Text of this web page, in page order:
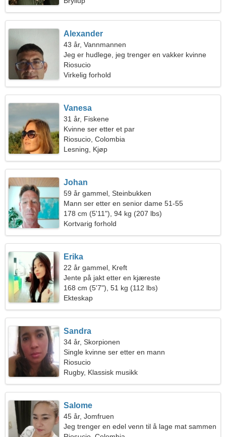
Alexander
43 år, Vannmannen
Jeg er hudlege, jeg trenger en vakker kvinne
Riosucio
Virkelig forhold
Vanesa
31 år, Fiskene
Kvinne ser etter et par
Riosucio, Colombia
Lesning, Kjøp
Johan
59 år gammel, Steinbukken
Mann ser etter en senior dame 51-55
178 cm (5'11"), 94 kg (207 lbs)
Kortvarig forhold
Erika
22 år gammel, Kreft
Jente på jakt etter en kjæreste
168 cm (5'7"), 51 kg (112 lbs)
Ekteskap
Sandra
34 år, Skorpionen
Single kvinne ser etter en mann
Riosucio
Rugby, Klassisk musikk
Salome
45 år, Jomfruen
Jeg trenger en edel venn til å lage mat sammen